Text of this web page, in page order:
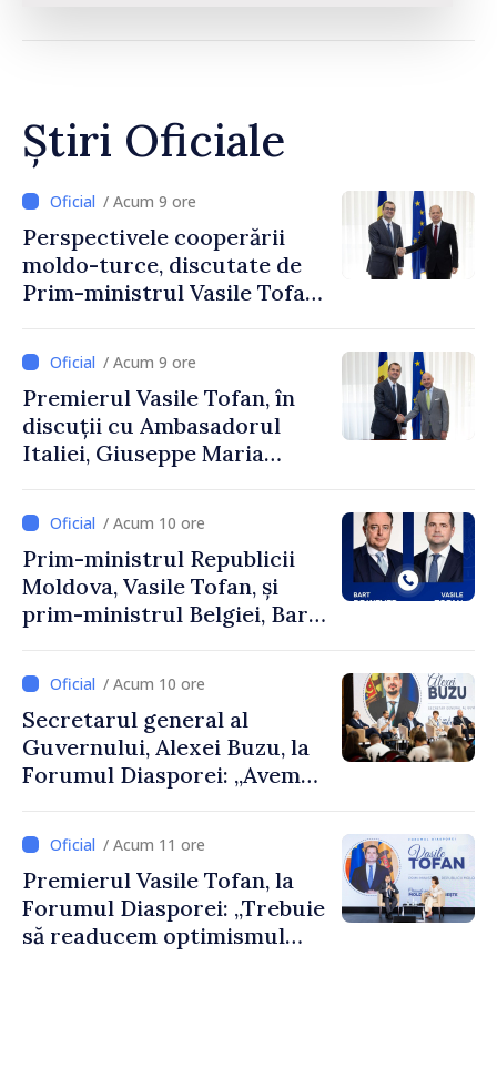
Știri Oficiale
/ Acum 9 ore
Perspectivele cooperării
moldo-turce, discutate de
Prim-ministrul Vasile Tofan
Uygar Mustafa Sertel
/ Acum 9 ore
Premierul Vasile Tofan, în
discuții cu Ambasadorul
Italiei, Giuseppe Maria
/ Acum 10 ore
Prim-ministrul Republicii
Moldova, Vasile Tofan, și
prim-ministrul Belgiei, Bart
despre parcursul european
al Republicii Moldova.
/ Acum 10 ore
Secretarul general al
Guvernului, Alexei Buzu, la
Forumul Diasporei: „Avem
dumneavoastră pentru a
construi comunități mai
puternice”
/ Acum 11 ore
Premierul Vasile Tofan, la
Forumul Diasporei: „Trebuie
să readucem optimismul